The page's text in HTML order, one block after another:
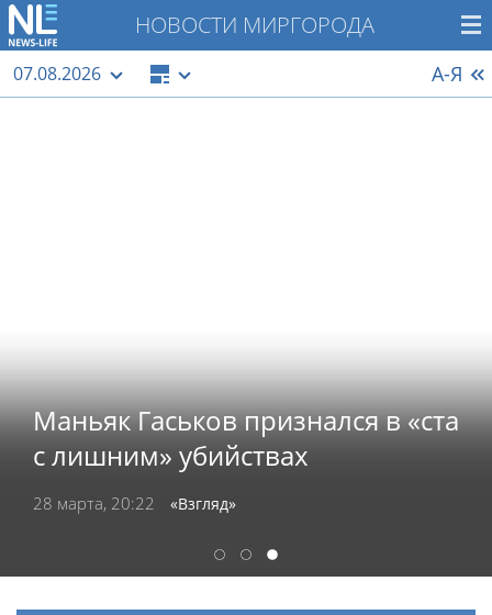
НОВОСТИ МИРГОРОДА
07.08.2026 А-Я
Маньяк Гаськов признался в «ста
с лишним» убийствах
28 марта, 20:22 «Взгляд»
1 2 3